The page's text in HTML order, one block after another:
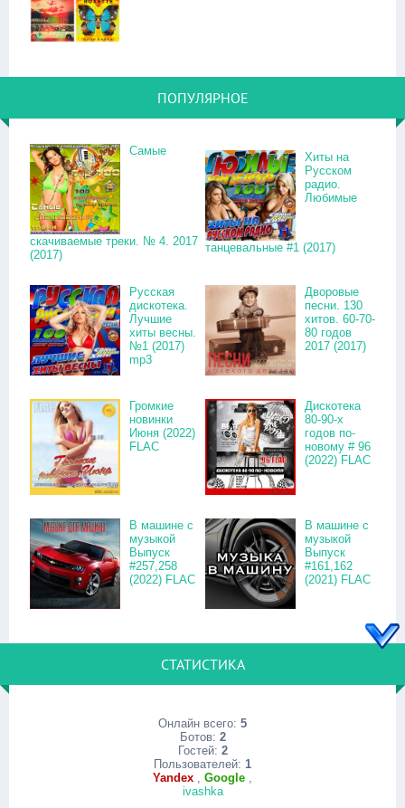
ПОПУЛЯРНОЕ
Самые
скачиваемые треки. № 4. 2017
(2017)
Хиты на
Русском
радио.
Любимые
танцевальные #1 (2017)
Русская
дискотека.
Лучшие
хиты весны.
№1 (2017)
mp3
Дворовые
песни. 130
хитов. 60-70-
80 годов
2017 (2017)
Громкие
новинки
Июня (2022)
FLAC
Дискотека
80-90-х
годов по-
новому # 96
(2022) FLAC
В машине с
музыкой
Выпуск
#257,258
(2022) FLAC
В машине с
музыкой
Выпуск
#161,162
(2021) FLAC
СТАТИСТИКА
Онлайн всего: 5
Ботов: 2
Гостей: 2
Пользователей: 1
Yandex , Google ,
ivashka